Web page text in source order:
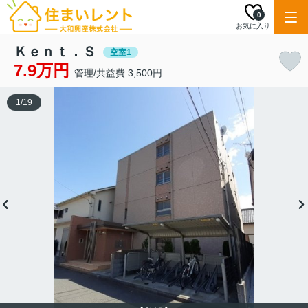
お気に入り
0
Ｋｅｎｔ．Ｓ 空室1
7.9万円 管理/共益費 3,500円
1/19